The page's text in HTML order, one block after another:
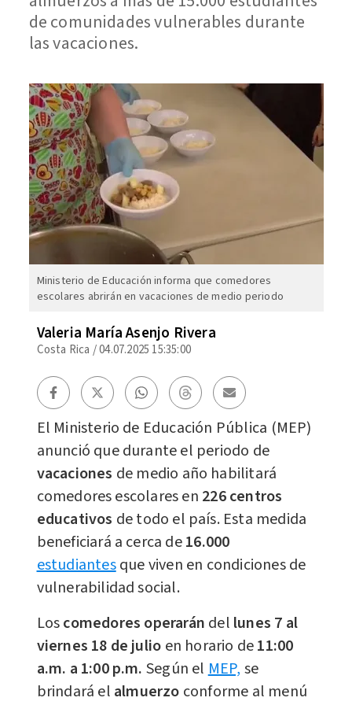
de comunidades vulnerables durante
las vacaciones.
Ministerio de Educación informa que comedores
escolares abrirán en vacaciones de medio periodo
Valeria María Asenjo Rivera
Costa Rica /04.07.2025 15:35:00
El Ministerio de Educación Pública (MEP)
anunció que durante el periodo de
vacaciones de medio año habilitará
comedores escolares en 226 centros
educativos de todo el país. Esta medida
beneficiará a cerca de16.000
estudiantesque viven en condiciones de
vulnerabilidad social.
Loscomedores operarán del lunes 7 al
viernes 18 de julio en horario de11:00
a.m. a 1:00 p.m. Según el MEP, se
brindará el almuerzo conforme al menú